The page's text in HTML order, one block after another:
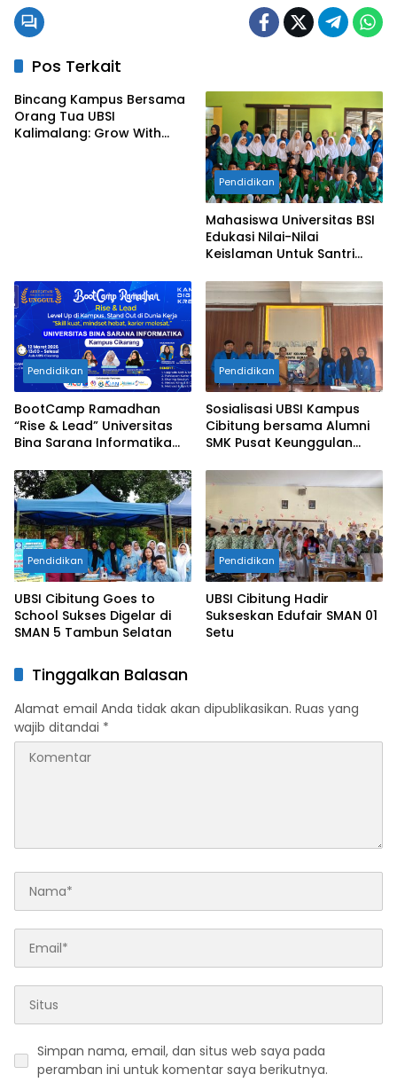
Pos Terkait
Bincang Kampus Bersama
Orang Tua UBSI
Kalimalang: Grow With
Pendidikan
Mahasiswa Universitas BSI
Edukasi Nilai-Nilai
Keislaman Untuk Santri
Selatan
Pendidikan
BootCamp Ramadhan
“Rise & Lead” Universitas
Bina Sarana Informatika
Pendidikan
Sosialisasi UBSI Kampus
Cibitung bersama Alumni
SMK Pusat Keunggulan
Pendidikan
UBSI Cibitung Goes to
School Sukses Digelar di
SMAN 5 Tambun Selatan
Pendidikan
UBSI Cibitung Hadir
Sukseskan Edufair SMAN 01
Setu
Tinggalkan Balasan
Alamat email Anda tidak akan dipublikasikan. Ruas yang
wajib ditandai *
Simpan nama, email, dan situs web saya pada
peramban ini untuk komentar saya berikutnya.